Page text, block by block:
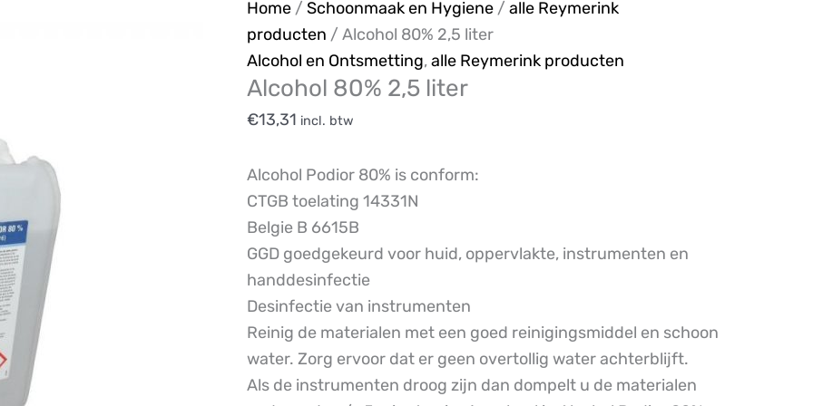
Home / Schoonmaak en Hygiene / alle Reymerink
producten / Alcohol 80% 2,5 liter
Alcohol en Ontsmetting,alle Reymerink producten
Alcohol 80% 2,5 liter
€13,31 incl. btw
Alcohol Podior 80% is conform:
CTGB toelating 14331N
Belgie B 6615B
GGD goedgekeurd voor huid, oppervlakte, instrumenten en
handdesinfectie
Desinfectie van instrumenten
Reinig de materialen met een goed reinigingsmiddel en schoon
water. Zorg ervoor dat er geen overtollig water achterblijft.
Als de instrumenten droog zijn dan dompelt u de materialen